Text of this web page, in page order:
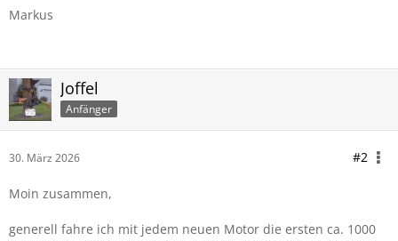
Markus
Joffel
Anfänger
30. März 2026 #2
Moin zusammen,
generell fahre ich mit jedem neuen Motor die ersten ca. 1000